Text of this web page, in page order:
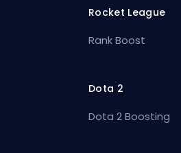
Rocket League
Rank Boost
Dota 2
Dota 2 Boosting